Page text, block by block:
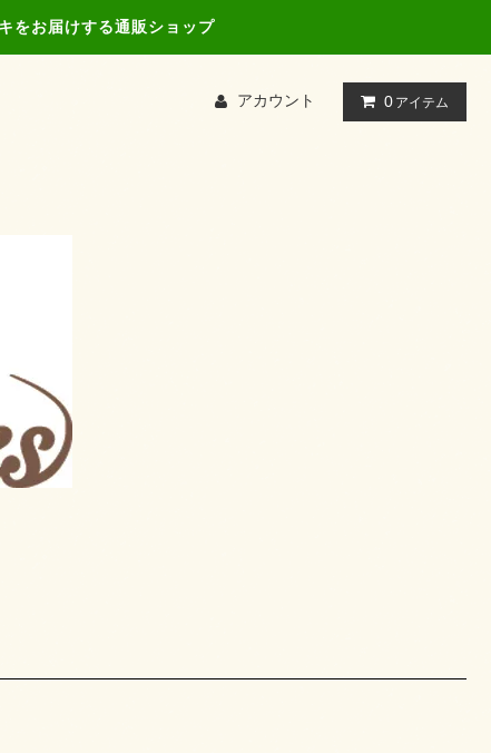
をお届けする通販ショップ
アカウント 0 アイテム